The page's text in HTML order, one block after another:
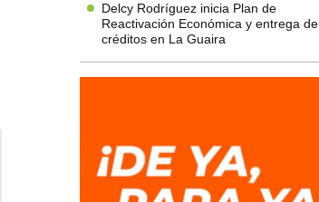
Delcy Rodríguez inicia Plan de
Reactivación Económica y entrega de
créditos en La Guaira